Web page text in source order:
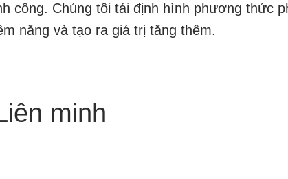
công. Chúng tôi tái định hình phương thức
năng và tạo ra giá trị tăng thêm.
minh